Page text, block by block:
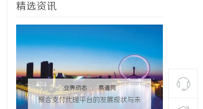
精选资讯
业界动态 | 易通网
聚合支付代理平台的发展现状与未